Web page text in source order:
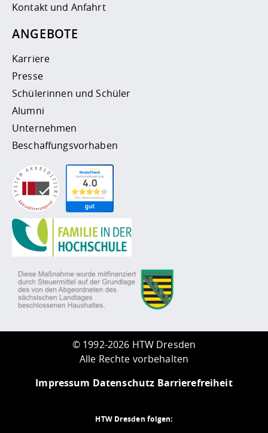
Kontakt und Anfahrt
ANGEBOTE
Karriere
Presse
Schülerinnen und Schüler
Alumni
Unternehmen
Beschaffungsvorhaben
© 1992-2026 HTW Dresden
Alle Rechte vorbehalten
Impressum Datenschutz Barrierefreiheit
HTW Dresden folgen: